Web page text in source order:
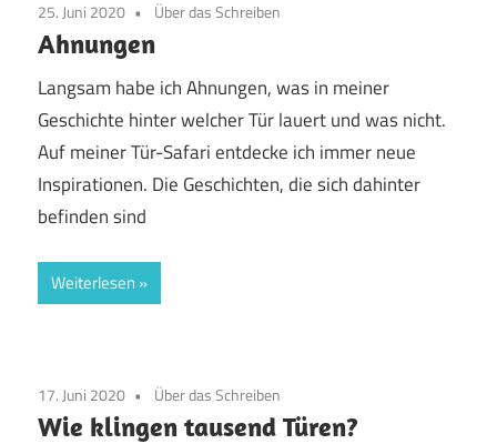
25. Juni 2020 Über das Schreiben
Ahnungen
Langsam habe ich Ahnungen, was in meiner
Geschichte hinter welcher Tür lauert und was nicht.
Auf meiner Tür-Safari entdecke ich immer neue
Inspirationen. Die Geschichten, die sich dahinter
befinden sind
Weiterlesen
17. Juni 2020 Über das Schreiben
Wie klingen tausend Türen?